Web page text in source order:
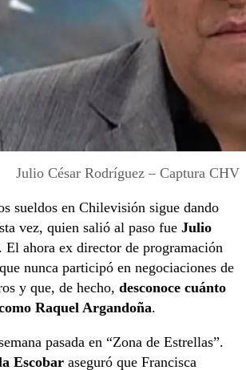
Julio César Rodríguez – Captura CHV
sueldos en Chilevisión sigue dando
vez, quien salió al paso fue Julio
. El ahora ex director de programación
nunca participó en negociaciones de
y que, de hecho, desconoce cuánto
Raquel Argandoña.
pasada en “Zona de Estrellas”.
Escobar aseguró que Francisca